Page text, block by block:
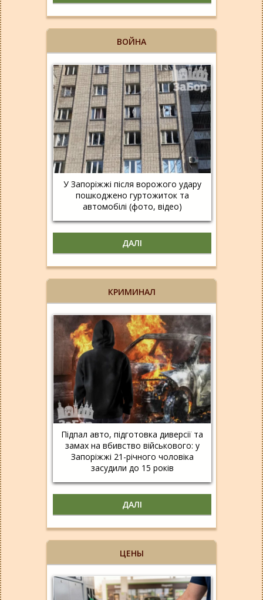
ВОЙНА
У Запоріжжі після ворожого удару
пошкоджено гуртожиток та
автомобілі (фото, відео)
ДАЛІ
КРИМИНАЛ
Підпал авто, підготовка диверсії та
замах на вбивство військового: у
Запоріжжі 21-річного чоловіка
засудили до 15 років
ДАЛІ
ЦЕНЫ